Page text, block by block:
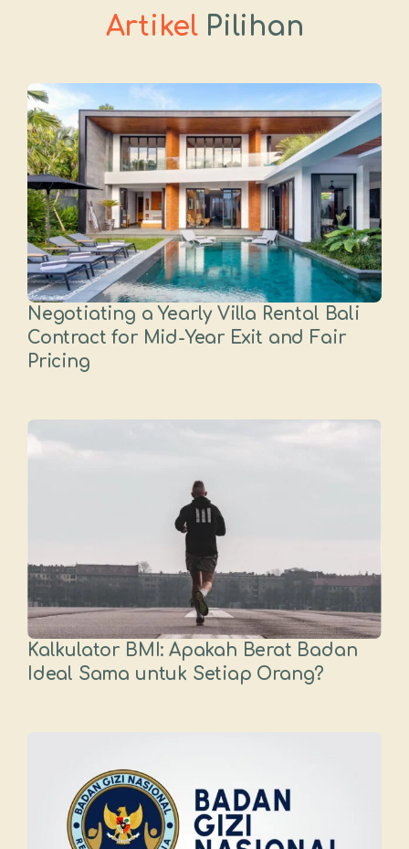
ArtikelPilihan
Negotiating a Yearly Villa Rental Bali
Contract for Mid-Year Exit and Fair
Pricing
Kalkulator BMI: Apakah Berat Badan
Ideal Sama untuk Setiap Orang?